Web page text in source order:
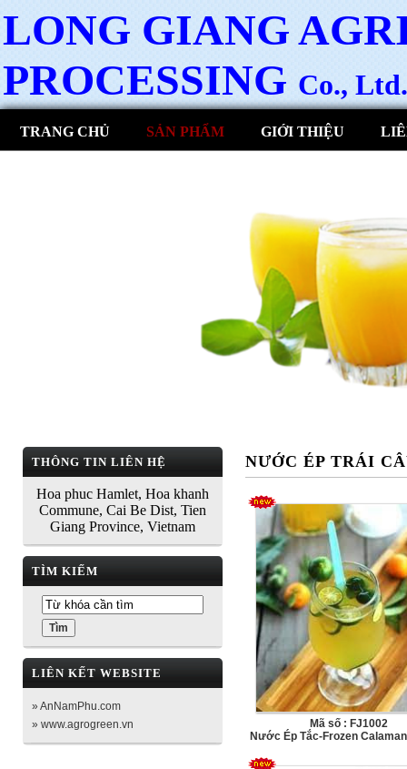
LONG GIANG
PROCESSING Co., Ltd.
TRANG CHỦ SẢN PHẨM GIỚI THIỆU
THÔNG TIN LIÊN HỆ
Hoa phuc Hamlet, Hoa khanh
Commune, Cai Be Dist, Tien
Giang Province, Vietnam
TÌM KIẾM
LIÊN KẾT WEBSITE
» AnNamPhu.com
» www.agrogreen.vn
NƯỚC ÉP TRÁI
Mã số : FJ1002
Nước Ép Tắc-Frozen